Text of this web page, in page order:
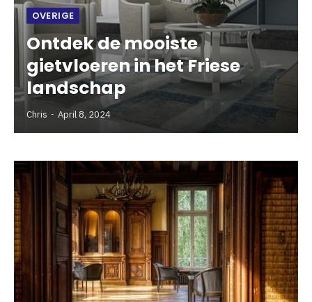
OVERIGE
Ontdek de mooiste
gietvloeren in het Friese
landschap
Chris April 8, 2024